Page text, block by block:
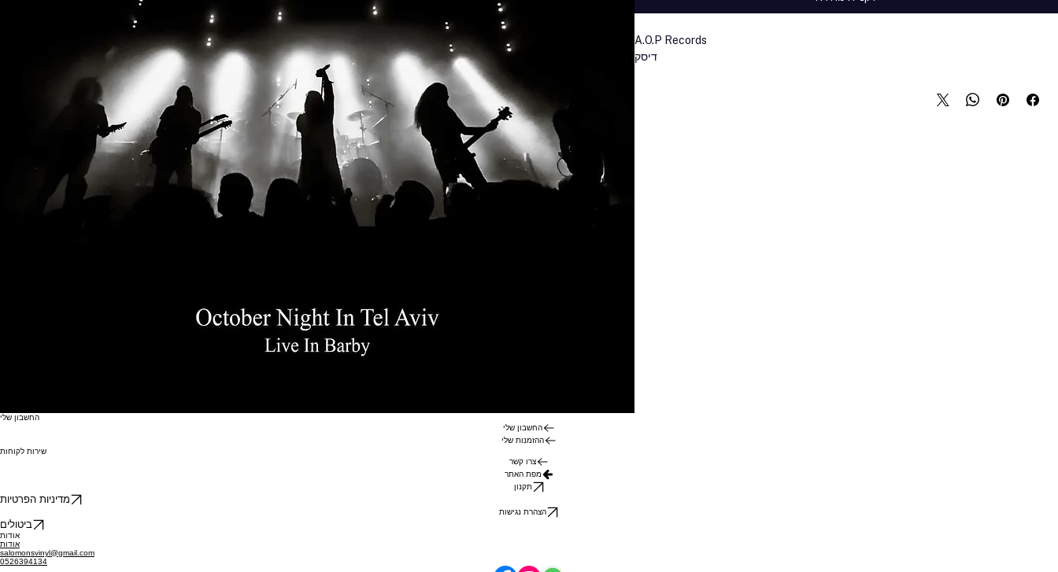
A.O.P Records
דיסק
החשבון שלי
החשבון שלי
ההזמנות שלי
שירות לקוחות
צרו קשר
מפת האתר
תקנון
מדיניות הפרטיות
הצהרת נגישות
ביטולים
אודות
אודות
salomonsvinyl@gmail.com
0526394134